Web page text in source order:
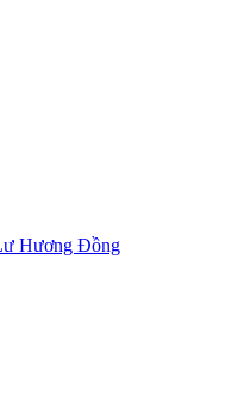
Hương Đồng